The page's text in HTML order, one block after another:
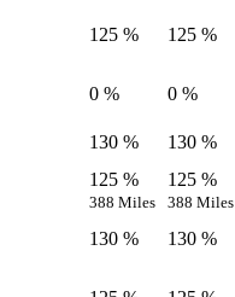
125 % 125 %
0 % 0 %
130 % 130 %
125 %
388 Miles
125 %
388 Miles
130 % 130 %